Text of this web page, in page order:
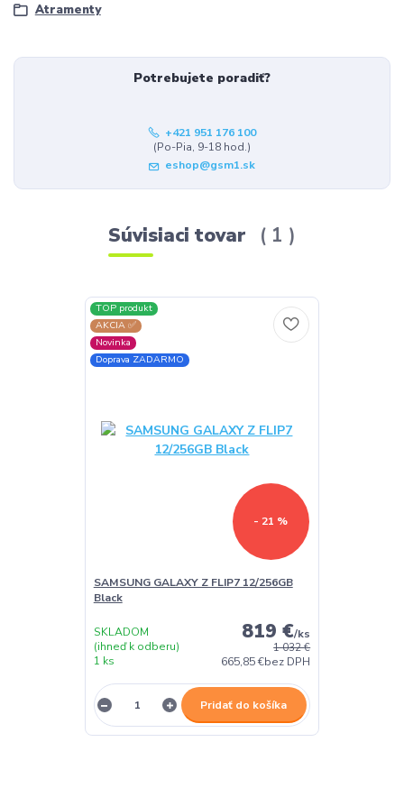
Atramenty
Potrebujete poradiť?
+421 951 176 100
(Po-Pia, 9-18 hod.)
eshop@gsm1.sk
Súvisiaci tovar 1
TOP produkt
AKCIA ✅
Novinka
Doprava ZADARMO
- 21 %
SAMSUNG GALAXY Z FLIP7 12/256GB
Black
1 032 €
819 €/ks
665,85 €bez DPH
SKLADOM
(ihneď k odberu)
1 ks
Pridať do košíka